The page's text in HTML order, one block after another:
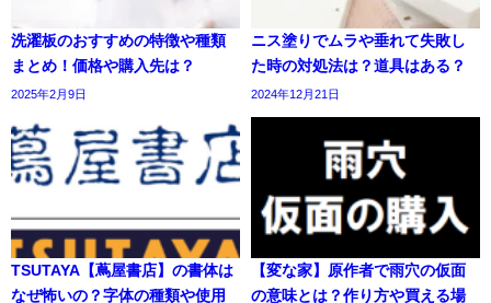
洗濯板のおすすめの特徴や種類
まとめ！価格や購入先は？
2025年2月9日
ニス塗りでムラや垂れて失敗し
た時の対処法は？道具はある？
2024年12月21日
TSUTAYA【蔦屋書店】の書体は
なぜ怖いの？字体の種類や使用
【変な家】原作者で雨穴の仮面
の意味とは？作り方や買える場